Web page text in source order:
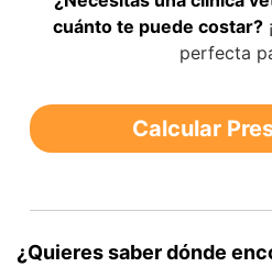
cuánto te puede costar?
perfecta
Calcular
¿Quieres saber dónde